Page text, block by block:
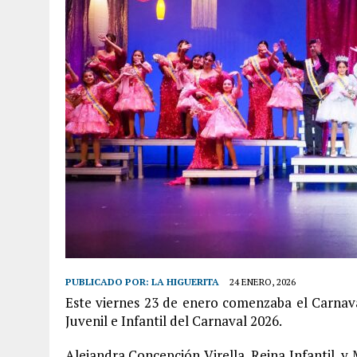
PUBLICADO POR: LA HIGUERITA 24 ENERO, 2026
Este viernes 23 de enero comenzaba el
Juvenil e Infantil del Carnaval 2026.